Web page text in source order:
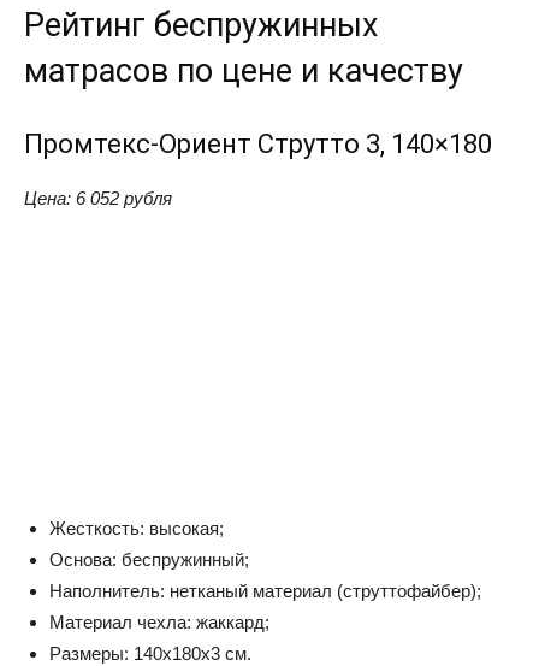
Рейтинг беспружинных
матрасов по цене и качеству
Промтекс-Ориент Струтто 3, 140×180
Цена: 6 052 рубля
Жесткость: высокая;
Основа: беспружинный;
Наполнитель: нетканый материал (струттофайбер);
Материал чехла: жаккард;
Размеры: 140x180x3 см.